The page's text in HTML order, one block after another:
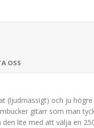
OSS
(ljudmässigt) och ju
gitarr som man
lite med att välja en